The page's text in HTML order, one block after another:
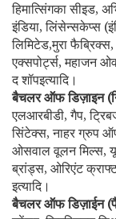
हिमात्सिंगका सीइड,
इंडिया, लिंसेन्सकेप्स
लिमिटेड,मुरा फैब्रिक्स,
एक्सपोर्ट्स, महाजन
द शॉपइत्यादि।
बैचलर ऑफ डिज़ाइन
एलआरबीडी, गैप,
सिंटेक्स, नाहर ग्रुप
ओसवाल वूलन मिल्स,
ब्रांड्स, ओरिएंट
इत्यादि।
बैचलर ऑफ डिज़ाईन